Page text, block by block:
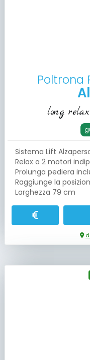
Poltrona
long
Sistema Lift
Relax a 2 motori
Prolunga pediera
Raggiunge la
Larghezza 79 cm